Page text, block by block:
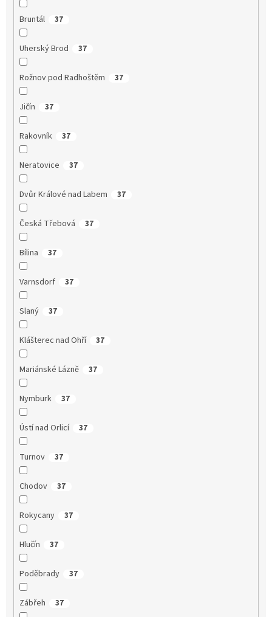
Bruntál 37
Uherský Brod 37
Rožnov pod Radhoštěm 37
Jičín 37
Rakovník 37
Neratovice 37
Dvůr Králové nad Labem 37
Česká Třebová 37
Bílina 37
Varnsdorf 37
Slaný 37
Klášterec nad Ohří 37
Mariánské Lázně 37
Nymburk 37
Ústí nad Orlicí 37
Turnov 37
Chodov 37
Rokycany 37
Hlučín 37
Poděbrady 37
Zábřeh 37